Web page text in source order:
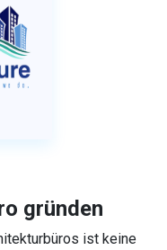
gründen
ist keine